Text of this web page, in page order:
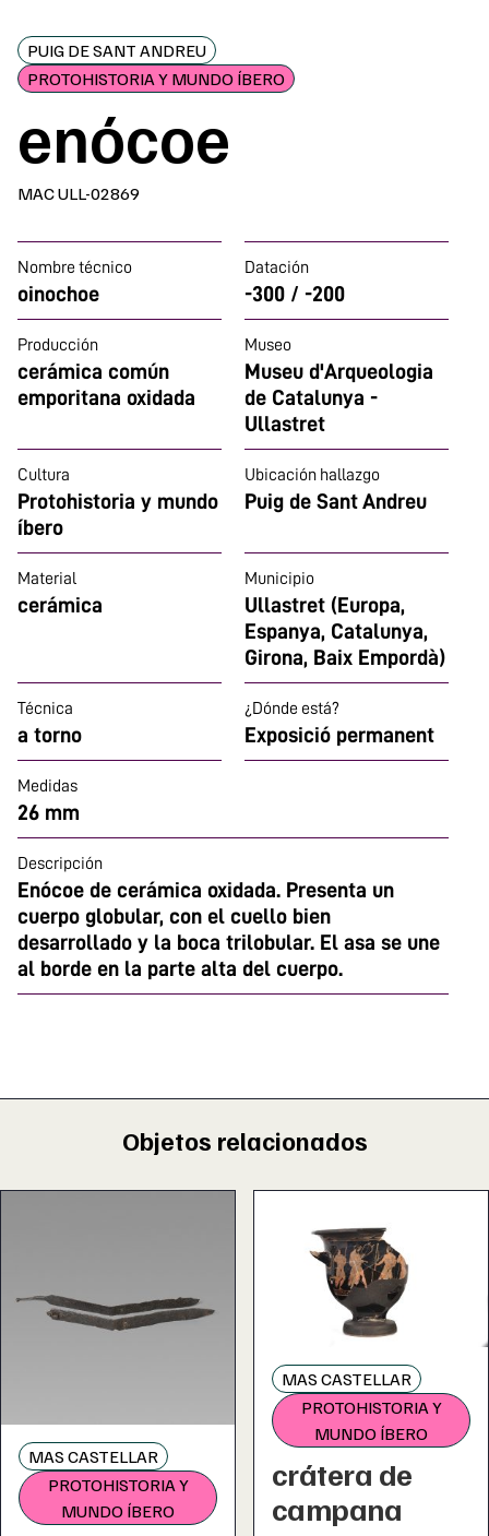
PUIG DE SANT ANDREU
PROTOHISTORIA Y MUNDO ÍBERO
enócoe
MAC ULL-02869
Nombre técnico
oinochoe
Datación
-300 / -200
Producción
cerámica común
emporitana oxidada
Museo
Museu d'Arqueologia
de Catalunya -
Ullastret
Cultura
Protohistoria y mundo
íbero
Ubicación hallazgo
Puig de Sant Andreu
Material
cerámica
Municipio
Ullastret (Europa,
Espanya, Catalunya,
Girona, Baix Empordà)
Técnica
a torno
¿Dónde está?
Exposició permanent
Medidas
26 mm
Descripción
Enócoe de cerámica oxidada. Presenta un
cuerpo globular, con el cuello bien
desarrollado y la boca trilobular. El asa se une
al borde en la parte alta del cuerpo.
Objetos relacionados
MAS CASTELLAR
PROTOHISTORIA Y
MUNDO ÍBERO
MAS CASTELLAR
PROTOHISTORIA Y
MUNDO ÍBERO
crátera de
campana